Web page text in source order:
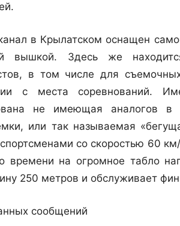
в Крылатском оснащен
вышкой. Здесь же
в том числе для
с места соревнований.
не имеющая аналогов в
или так называемая
со скоростью 60
времени на огромное табло
250 метров и обслуживает
сообщений